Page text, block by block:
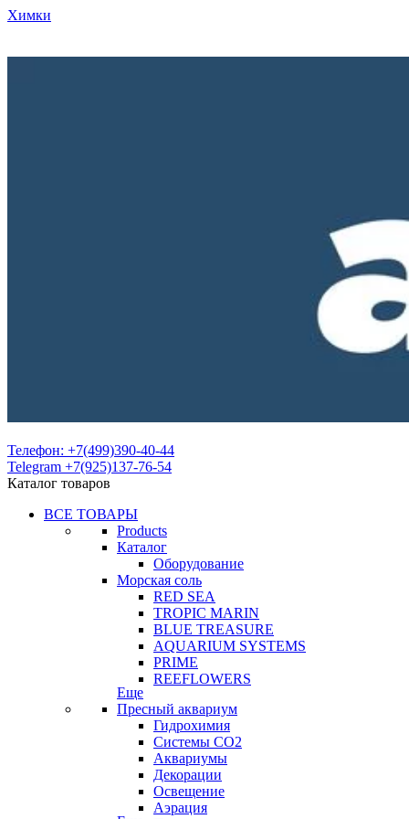
Химки
Телефон: +7(499)390-40-44
Telegram +7(925)137-76-54
Каталог товаров
ВСЕ ТОВАРЫ
Products
Каталог
Оборудование
Морская соль
RED SEA
TROPIC MARIN
BLUE TREASURE
AQUARIUM SYSTEMS
PRIME
REEFLOWERS
Еще
Пресный аквариум
Гидрохимия
Системы СО2
Аквариумы
Декорации
Освещение
Аэрация